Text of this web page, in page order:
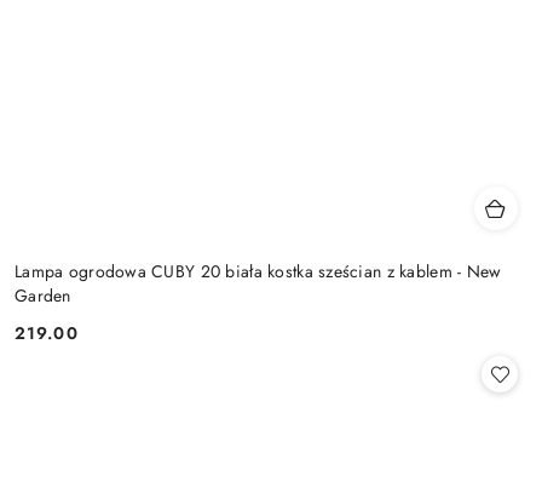
Lampa ogrodowa CUBY 20 biała kostka sześcian z kablem - New
Garden
Cena:
219.00